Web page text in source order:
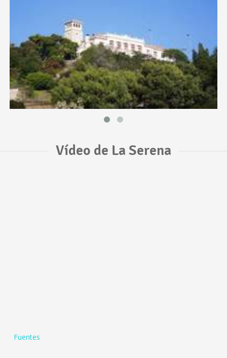
Vídeo de La Serena
Fuentes